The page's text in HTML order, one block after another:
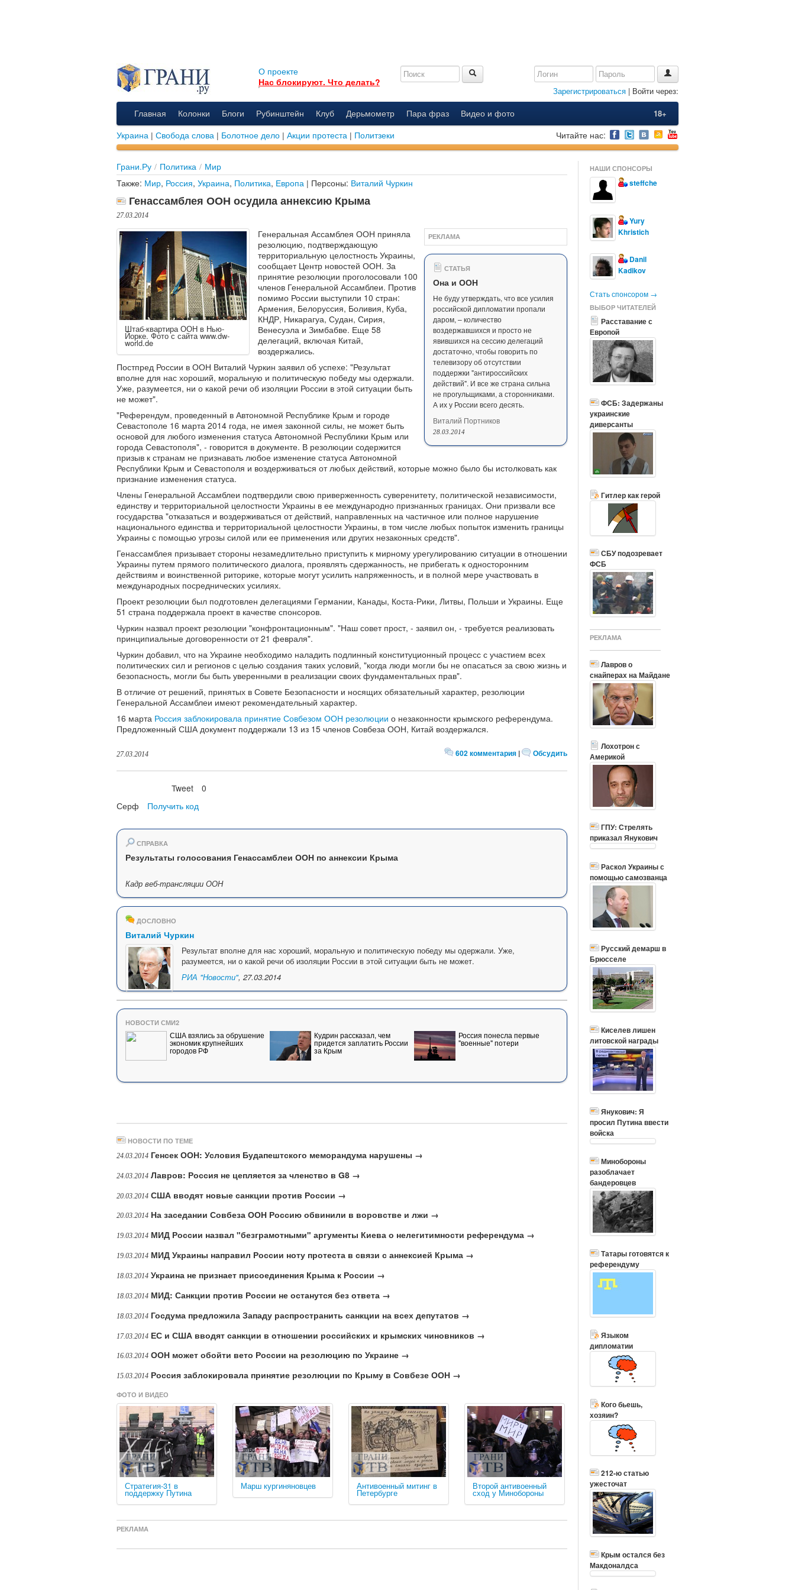
О проекте
Нас блокируют. Что делать?
Зарегистрироваться | Войти через:
18+
Главная Колонки Блоги Рубинштейн Клуб Дерьмометр Пара фраз
Видео и фото
Украина | Свобода слова | Болотное дело | Акции протеста | Политзеки Читайте нас:
Грани.Ру / Политика / Мир
Также: Мир, Россия, Украина, Политика, Европа | Персоны: Виталий Чуркин
Генассамблея ООН осудила аннексию Крыма
27.03.2014
Штаб-квартира ООН в Нью-
Йорке. Фото с сайта www.dw-
world.de
РЕКЛАМА
СТАТЬЯ
Она и ООН
Не буду утверждать, что все усилия
российской дипломатии пропали
даром, – количество
воздержавшихся и просто не
явившихся на сессию делегаций
достаточно, чтобы говорить по
телевизору об отсутствии
поддержки "антироссийских
действий". И все же страна сильна
не прогульщиками, а сторонниками.
А их у России всего десять.
Виталий Портников
28.03.2014
Генеральная Ассамблея ООН приняла
резолюцию, подтверждающую
территориальную целостность Украины,
сообщает Центр новостей ООН. За
принятие резолюции проголосовали 100
членов Генеральной Ассамблеи. Против
помимо России выступили 10 стран:
Армения, Белоруссия, Боливия, Куба,
КНДР, Никарагуа, Судан, Сирия,
Венесуэла и Зимбабве. Еще 58
делегаций, включая Китай,
воздержались.
Постпред России в ООН Виталий Чуркин заявил об успехе: "Результат
вполне для нас хороший, моральную и политическую победу мы одержали.
Уже, разумеется, ни о какой речи об изоляции России в этой ситуации быть
не может".
"Референдум, проведенный в Автономной Республике Крым и городе
Севастополе 16 марта 2014 года, не имея законной силы, не может быть
основой для любого изменения статуса Автономной Республики Крым или
города Севастополя", - говорится в документе. В резолюции содержится
призыв к странам не признавать любое изменение статуса Автономной
Республики Крым и Севастополя и воздерживаться от любых действий, которые можно было бы истолковать как
признание изменения статуса.
Члены Генеральной Ассамблеи подтвердили свою приверженность суверенитету, политической независимости,
единству и территориальной целостности Украины в ее международно признанных границах. Они призвали все
государства "отказаться и воздерживаться от действий, направленных на частичное или полное нарушение
национального единства и территориальной целостности Украины, в том числе любых попыток изменить границы
Украины с помощью угрозы силой или ее применения или других незаконных средств".
Генассамблея призывает стороны незамедлительно приступить к мирному урегулированию ситуации в отношении
Украины путем прямого политического диалога, проявлять сдержанность, не прибегать к односторонним
действиям и воинственной риторике, которые могут усилить напряженность, и в полной мере участвовать в
международных посреднических усилиях.
Проект резолюции был подготовлен делегациями Германии, Канады, Коста-Рики, Литвы, Польши и Украины. Еще
51 страна поддержала проект в качестве спонсоров.
Чуркин назвал проект резолюции "конфронтационным". "Наш совет прост, - заявил он, - требуется реализовать
принципиальные договоренности от 21 февраля".
Чуркин добавил, что на Украине необходимо наладить подлинный конституционный процесс с участием всех
политических сил и регионов с целью создания таких условий, "когда люди могли бы не опасаться за свою жизнь и
безопасность, могли бы быть уверенными в реализации своих фундаментальных прав".
В отличие от решений, принятых в Совете Безопасности и носящих обязательный характер, резолюции
Генеральной Ассамблеи имеют рекомендательный характер.
16 марта Россия заблокировала принятие Совбезом ООН резолюции о незаконности крымского референдума.
Предложенный США документ поддержали 13 из 15 членов Совбеза ООН, Китай воздержался.
602 комментария | Обсудить
27.03.2014
Tweet
0
Серф
Получить код
СПРАВКА
Результаты голосования Генассамблеи ООН по аннексии Крыма
Кадр веб-трансляции ООН
ДОСЛОВНО
Виталий Чуркин
Результат вполне для нас хороший, моральную и политическую победу мы одержали. Уже,
разумеется, ни о какой речи об изоляции России в этой ситуации быть не может.
РИА "Новости", 27.03.2014
НОВОСТИ СМИ2
США взялись за обрушение
экономик крупнейших
городов РФ
Кудрин рассказал, чем
придется заплатить России
за Крым
Россия понесла первые
"военные" потери
НОВОСТИ ПО ТЕМЕ
24.03.2014 Генсек ООН: Условия Будапештского меморандума нарушены →
24.03.2014 Лавров: Россия не цепляется за членство в G8 →
20.03.2014 США вводят новые санкции против России →
20.03.2014 На заседании Совбеза ООН Россию обвинили в воровстве и лжи →
19.03.2014 МИД России назвал "безграмотными" аргументы Киева о нелегитимности референдума →
19.03.2014 МИД Украины направил России ноту протеста в связи с аннексией Крыма →
18.03.2014 Украина не признает присоединения Крыма к России →
18.03.2014 МИД: Санкции против России не останутся без ответа →
18.03.2014 Госдума предложила Западу распространить санкции на всех депутатов →
17.03.2014 ЕС и США вводят санкции в отношении российских и крымских чиновников →
16.03.2014 ООН может обойти вето России на резолюцию по Украине →
15.03.2014 Россия заблокировала принятие резолюции по Крыму в Совбезе ООН →
ФОТО И ВИДЕО
Стратегия-31 в
поддержку Путина
Марш кургиняновцев Антивоенный митинг в
Петербурге
Второй антивоенный
сход у Минобороны
РЕКЛАМА
НАШИ СПОНСОРЫ
steffche
Yury
Khristich
Danil
Kadikov
Стать спонсором →
ВЫБОР ЧИТАТЕЛЕЙ
Расставание с
Европой
ФСБ: Задержаны
украинские
диверсанты
Гитлер как герой
СБУ подозревает
ФСБ
РЕКЛАМА
Лавров о
снайперах на Майдане
Лохотрон с
Америкой
ГПУ: Стрелять
приказал Янукович
Раскол Украины с
помощью самозванца
Русский демарш в
Брюсселе
Киселев лишен
литовской награды
Янукович: Я
просил Путина ввести
войска
Минобороны
разоблачает
бандеровцев
Татары готовятся к
референдуму
Языком
дипломатии
Кого бьешь,
хозяин?
212-ю статью
ужесточат
Крым остался без
Макдоналдса